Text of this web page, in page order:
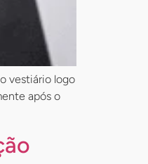
vestiário logo
após o